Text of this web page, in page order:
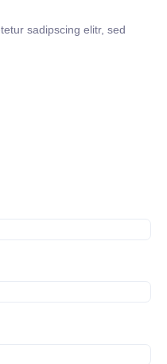
sadipscing elitr, sed